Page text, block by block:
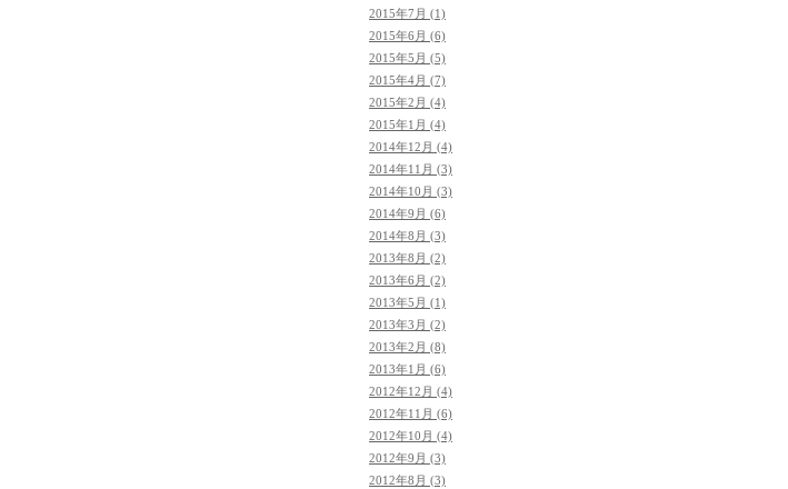
2015年7月 (1)
2015年6月 (6)
2015年5月 (5)
2015年4月 (7)
2015年2月 (4)
2015年1月 (4)
2014年12月 (4)
2014年11月 (3)
2014年10月 (3)
2014年9月 (6)
2014年8月 (3)
2013年8月 (2)
2013年6月 (2)
2013年5月 (1)
2013年3月 (2)
2013年2月 (8)
2013年1月 (6)
2012年12月 (4)
2012年11月 (6)
2012年10月 (4)
2012年9月 (3)
2012年8月 (3)